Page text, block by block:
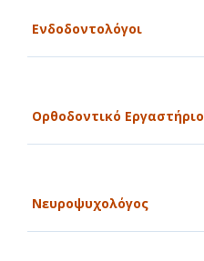
Ενδοδοντολόγοι
Ορθοδοντικό Εργαστήριο
Νευροψυχολόγος